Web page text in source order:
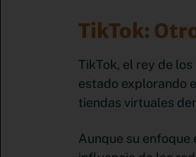
TikTok:
TikTok, el rey de
estado explorando
tiendas virtuales
Aunque su enfoque